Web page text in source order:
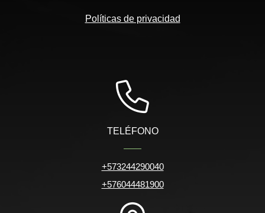
Políticas de privacidad
TELÉFONO
+573244290040
+576044481900